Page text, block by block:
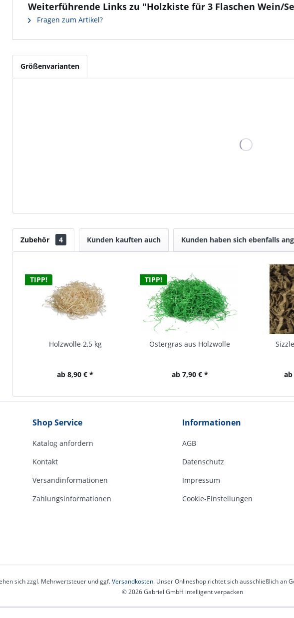
Weiterführende Links zu "Holzkiste für 3 Flaschen Wein/
Fragen zum Artikel?
Größenvarianten
Zubehör 4 Kunden kauften auch Kunden haben sich ebenfalls
TIPP!
Holzwolle 2,5 kg
ab 8,90 € *
TIPP!
Ostergras aus Holzwolle
ab 7,90 € *
Shop Service
Katalog anfordern
Kontakt
Versandinformationen
Zahlungsinformationen
Informationen
AGB
Datenschutz
Impressum
Cookie-Einstellungen
sich zzgl. Mehrwertsteuer und ggf.Versandkosten. Unser Onlineshop richtet sich ausschließlich an
© 2026 Gabriel GmbH intelligent verpacken